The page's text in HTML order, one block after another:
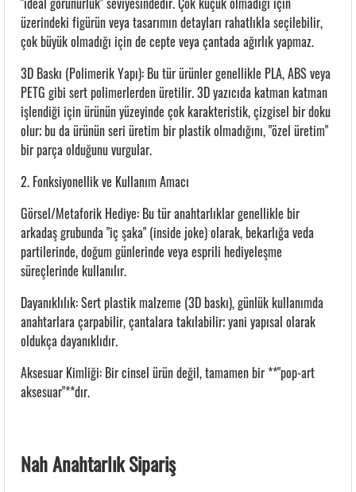
üzerindeki figürün veya tasarımın detayları rahatlıkla seçilebilir,
çok büyük olmadığı için de cepte veya çantada ağırlık yapmaz.
3D Baskı (Polimerik Yapı): Bu tür ürünler genellikle PLA, ABS veya
PETG gibi sert polimerlerden üretilir. 3D yazıcıda katman katman
işlendiği için ürünün yüzeyinde çok karakteristik, çizgisel bir doku
olur; bu da ürünün seri üretim bir plastik olmadığını, "özel üretim"
bir parça olduğunu vurgular.
2. Fonksiyonellik ve Kullanım Amacı
Görsel/Metaforik Hediye: Bu tür anahtarlıklar genellikle bir
arkadaş grubunda "iç şaka" (inside joke) olarak, bekarlığa veda
partilerinde, doğum günlerinde veya esprili hediyeleşme
süreçlerinde kullanılır.
Dayanıklılık: Sert plastik malzeme (3D baskı), günlük kullanımda
anahtarlara çarpabilir, çantalara takılabilir; yani yapısal olarak
oldukça dayanıklıdır.
Aksesuar Kimliği: Bir cinsel ürün değil, tamamen bir **"pop-art
aksesuar"**dır.
Nah Anahtarlık Sipariş